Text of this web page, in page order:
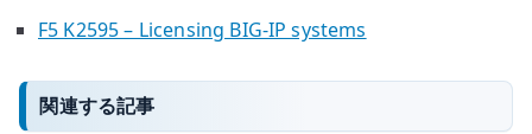
F5 K2595 – Licensing BIG-IP systems
関連する記事